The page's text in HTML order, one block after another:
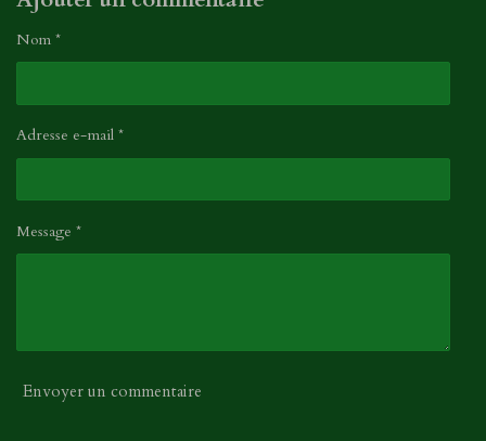
Nom *
Adresse e-mail *
Message *
Envoyer un commentaire